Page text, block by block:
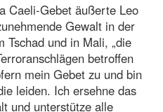
Caeli-Gebet äußerte Leo
Gewalt in der
Tschad und in Mali, „die
betroffen
mein Gebet zu und bin
leiden. Ich ersehne das
und unterstütze alle